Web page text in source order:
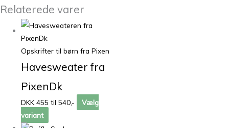
Relaterede varer
Opskrifter til børn fra Pixen
Havesweater fra
PixenDk
DKK 455 til 540,-
Vælg
variant